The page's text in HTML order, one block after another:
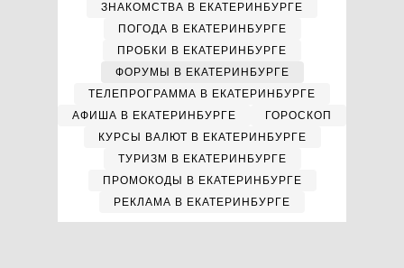
ЗНАКОМСТВА В ЕКАТЕРИНБУРГЕ
ПОГОДА В ЕКАТЕРИНБУРГЕ
ПРОБКИ В ЕКАТЕРИНБУРГЕ
ФОРУМЫ В ЕКАТЕРИНБУРГЕ
ТЕЛЕПРОГРАММА В ЕКАТЕРИНБУРГЕ
АФИША В ЕКАТЕРИНБУРГЕ
ГОРОСКОП
КУРСЫ ВАЛЮТ В ЕКАТЕРИНБУРГЕ
ТУРИЗМ В ЕКАТЕРИНБУРГЕ
ПРОМОКОДЫ В ЕКАТЕРИНБУРГЕ
РЕКЛАМА В ЕКАТЕРИНБУРГЕ